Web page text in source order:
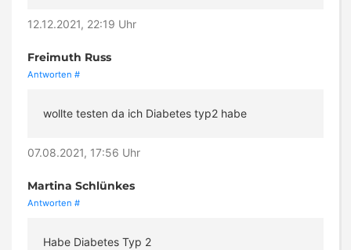
12.12.2021, 22:19 Uhr
Freimuth Russ
Antworten #
wollte testen da ich Diabetes typ2 habe
07.08.2021, 17:56 Uhr
Martina Schlünkes
Antworten #
Habe Diabetes Typ 2